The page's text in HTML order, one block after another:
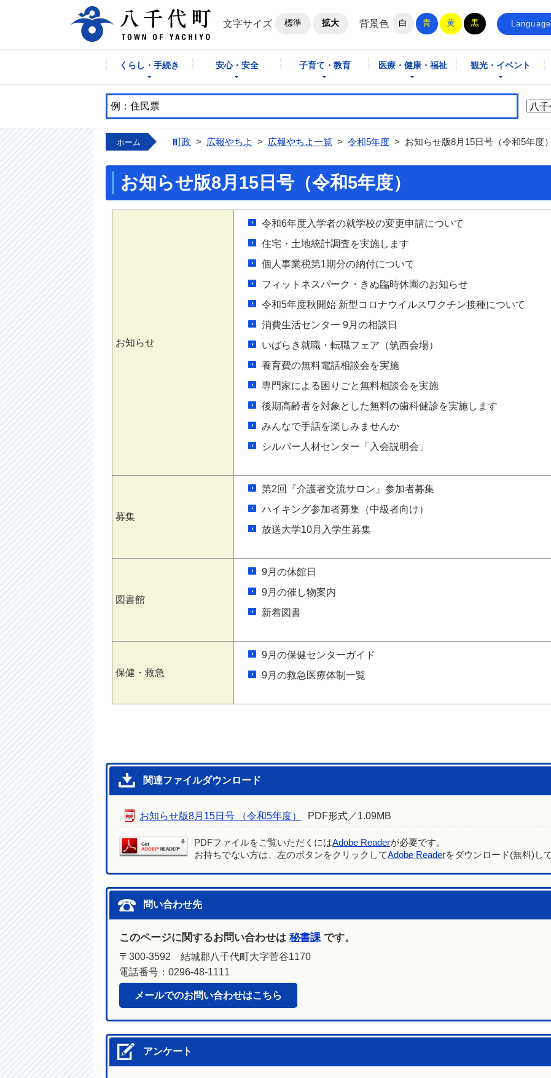
八千代町公式ホームページ
文字サイズ
標準 拡大 背景色 白 青 黄 黒 Language
くらし・手続き 安心・安全 子育て・教育 医療・健康・福祉 観光・イベント
ホーム 町政 > 広報やちよ > 広報やちよ一覧 > 令和5年度 > お知らせ版8月15日号（令和5年度）
お知らせ版8月15日号（令和5年度）
お知らせ
令和6年度入学者の就学校の変更申請について
住宅・土地統計調査を実施します
個人事業税第1期分の納付について
フィットネスパーク・きぬ臨時休園のお知らせ
令和5年度秋開始 新型コロナウイルスワクチン接種について
消費生活センター 9月の相談日
いばらき就職・転職フェア（筑西会場）
養育費の無料電話相談会を実施
専門家による困りごと無料相談会を実施
後期高齢者を対象とした無料の歯科健診を実施します
みんなで手話を楽しみませんか
シルバー人材センター「入会説明会」
募集
第2回『介護者交流サロン』参加者募集
ハイキング参加者募集（中級者向け）
放送大学10月入学生募集
図書館
9月の休館日
9月の催し物案内
新着図書
保健・救急
9月の保健センターガイド
9月の救急医療体制一覧
関連ファイルダウンロード
お知らせ版8月15日号 （令和5年度） PDF形式／1.09MB
PDFファイルをご覧いただくにはAdobe Readerが必要です。
お持ちでない方は、左のボタンをクリックしてAdobe Readerをダウンロード(無料)し
問い合わせ先
このページに関するお問い合わせは 秘書課 です。
〒300-3592 結城郡八千代町大字菅谷1170
電話番号：0296-48-1111
メールでのお問い合わせはこちら
アンケート